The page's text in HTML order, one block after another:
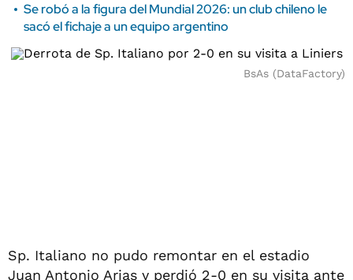
Se robó a la figura del Mundial 2026: un club chileno le
sacó el fichaje a un equipo argentino
BsAs (DataFactory)
Sp. Italiano no pudo remontar en el estadio
Juan Antonio Arias y perdió 2-0 en su visita ante